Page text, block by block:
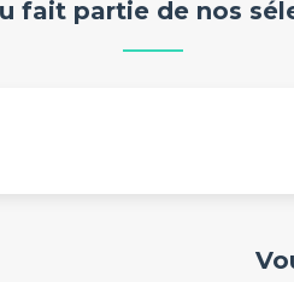
fait partie de nos